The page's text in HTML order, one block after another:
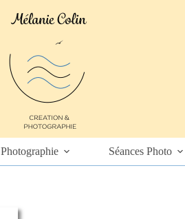
Photographie Séances Photo